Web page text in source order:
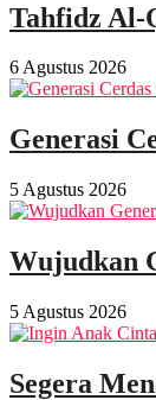
Tahfidz Al-
6 Agustus 2026
Generasi
5 Agustus 2026
Wujudkan
5 Agustus 2026
Segera